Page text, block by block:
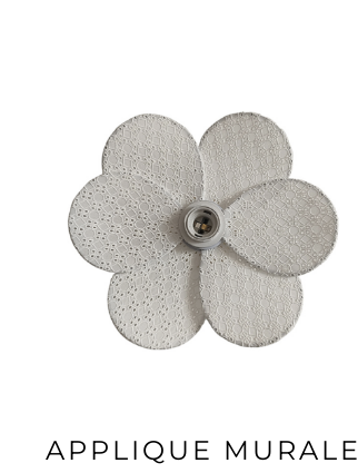
APPLIQUE MURALE